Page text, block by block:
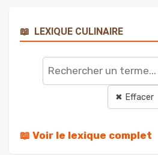
📖 LEXIQUE CULINAIRE
Rechercher
terme
✖ Effacer
📖 Voir le lexique complet